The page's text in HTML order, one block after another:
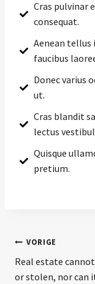
Cras pulvinar
consequat.
Aenean
faucibus
Donec varius
ut.
Cras blandit
lectus
Quisque
pretium.
VORIGE
Real estate
or stolen, nor can